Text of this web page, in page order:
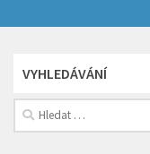
VYHLEDÁVÁNÍ
Vyhledávání